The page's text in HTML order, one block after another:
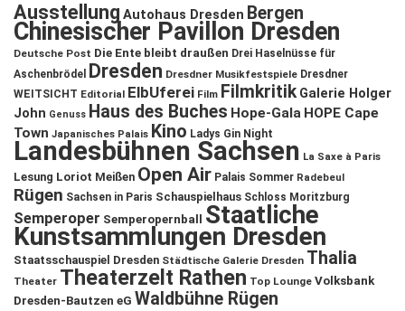
Ausstellung Autohaus Dresden Bergen
Chinesischer Pavillon Dresden
Deutsche Post Die Ente bleibt draußen Drei Haselnüsse für
Aschenbrödel
Dresden Dresdner Musikfestspiele Dresdner
WEITSICHT Editorial ElbUferei Film Filmkritik Galerie Holger
John Genuss Haus des Buches Hope-Gala HOPE Cape
Town Japanisches Palais Kino Ladys Gin Night
Landesbühnen Sachsen La Saxe à Paris
Lesung Loriot Meißen Open Air Palais Sommer Radebeul
Rügen Sachsen in Paris Schauspielhaus Schloss Moritzburg
Semperoper Semperopernball Staatliche
Kunstsammlungen Dresden
Staatsschauspiel Dresden Städtische Galerie Dresden Thalia
Theater Theaterzelt Rathen Top Lounge Volksbank
Dresden-Bautzen eG Waldbühne Rügen